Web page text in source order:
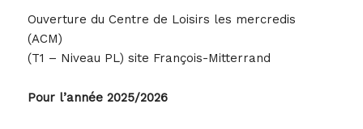
Ouverture du Centre de Loisirs les mercredis
(ACM)
(T1 – Niveau PL) site François-Mitterrand
Pour l’année 2025/2026